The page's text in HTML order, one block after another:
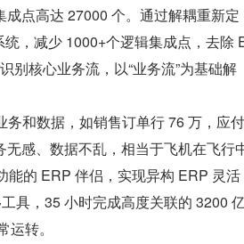
点高达 27000 个。通过解耦重新定
，减少 1000+个逻辑集成点，去除
别核心业务流，以“业务流”为基础解
务和数据，如销售订单行 76 万，应
感、数据不乱，相当于飞机在飞行
能的 ERP 伴侣，实现异构 ERP 灵活
具，35 小时完成高度关联的 3200
转。